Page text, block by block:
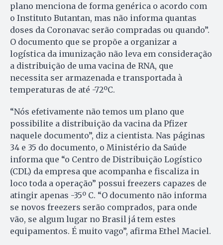
plano menciona de forma genérica o acordo com
o Instituto Butantan, mas não informa quantas
doses da Coronavac serão compradas ou quando”.
O documento que se propõe a organizar a
logística da imunização não leva em consideração
a distribuição de uma vacina de RNA, que
necessita ser armazenada e transportada à
temperaturas de até -72ºC.
“Nós efetivamente não temos um plano que
possibilite a distribuição da vacina da Pfizer
naquele documento”, diz a cientista. Nas páginas
34 e 35 do documento, o Ministério da Saúde
informa que “o Centro de Distribuição Logístico
(CDL) da empresa que acompanha e fiscaliza in
loco toda a operação” possui freezers capazes de
atingir apenas -35º C. “O documento não informa
se novos freezers serão comprados, para onde
vão, se algum lugar no Brasil já tem estes
equipamentos. É muito vago”, afirma Ethel Maciel.